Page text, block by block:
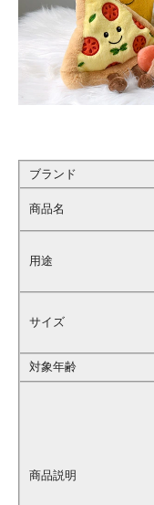
ブランド
商品名
用途
サイズ
対象年齢
商品説明